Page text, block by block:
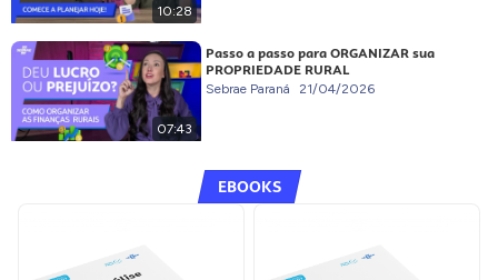
10:28
07:43
Passo a passo para ORGANIZAR sua
PROPRIEDADE RURAL
Sebrae Paraná 21/04/2026
EBOOKS